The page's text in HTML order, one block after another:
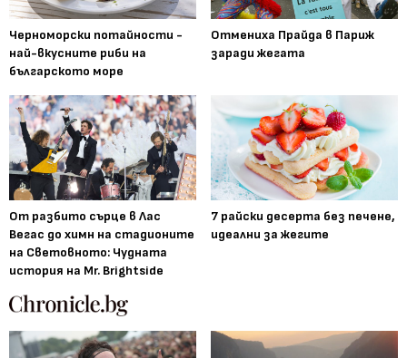
Черноморски потайности -
най-вкусните риби на
българското море
Отмениха Прайда в Париж
заради жегата
От разбито сърце в Лас
Вегас до химн на стадионите
на Световното: Чудната
история на Mr. Brightside
7 райски десерта без печене,
идеални за жегите